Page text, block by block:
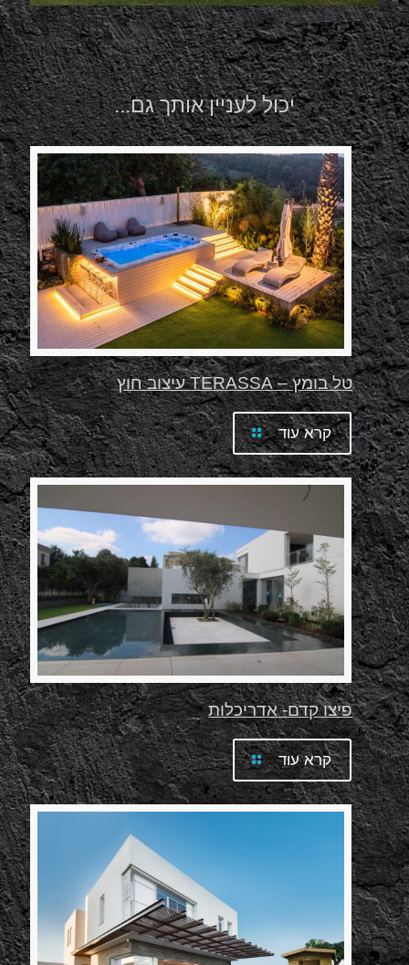
יכול לעניין אותך גם...
טל בומץ – TERASSA עיצוב חוץ
קרא עוד
פיצו קדם- אדריכלות
קרא עוד